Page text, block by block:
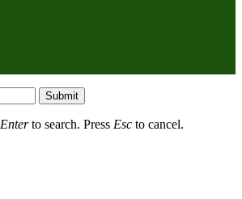
Submit
Enterto search. Press Esc to cancel.